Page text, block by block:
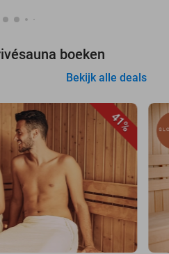
boeken
Bekijk alle deals
41%